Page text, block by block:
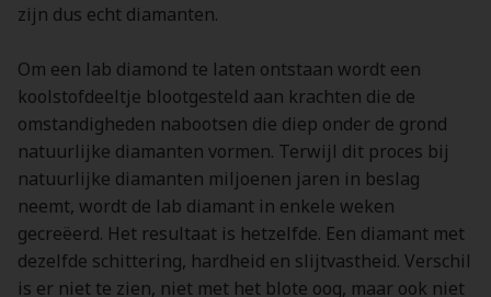
zijn dus echt diamanten.
Om een lab diamond te laten ontstaan wordt een
koolstofdeeltje blootgesteld aan krachten die de
omstandigheden nabootsen die diep onder de grond
natuurlijke diamanten vormen. Terwijl dit proces bij
natuurlijke diamanten miljoenen jaren in beslag
neemt, wordt de lab diamant in enkele weken
gecreëerd. Het resultaat is hetzelfde. Een diamant met
dezelfde schittering, hardheid en slijtvastheid. Verschil
is er niet te zien, niet met het blote oog, maar ook niet